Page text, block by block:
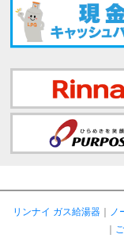
リンナイ ガス給湯器｜ ノ
｜